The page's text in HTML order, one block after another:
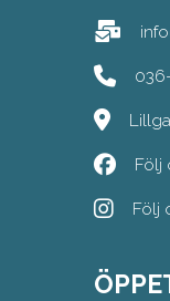
Följ
Följ